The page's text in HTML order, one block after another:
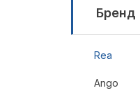
Бренд
Rea
Ango